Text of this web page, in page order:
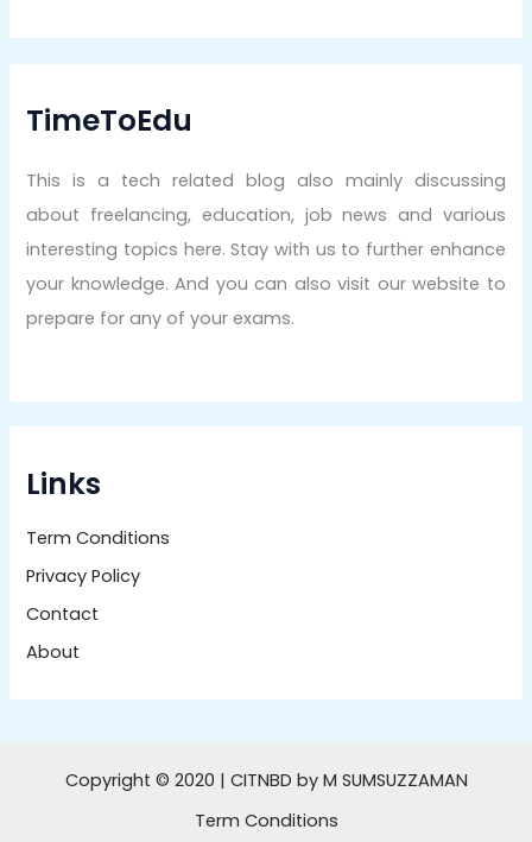
TimeToEdu
This is a tech related blog also mainly discussing
about freelancing, education, job news and various
interesting topics here. Stay with us to further enhance
your knowledge. And you can also visit our website to
prepare for any of your exams.
Links
Term Conditions
Privacy Policy
Contact
About
Copyright © 2020 | CITNBD by M SUMSUZZAMAN
Term Conditions